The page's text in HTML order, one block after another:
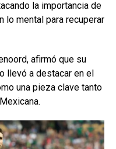
la importancia de
lo mental para recuperar
afirmó que su
llevó a destacar en el
una pieza clave tanto